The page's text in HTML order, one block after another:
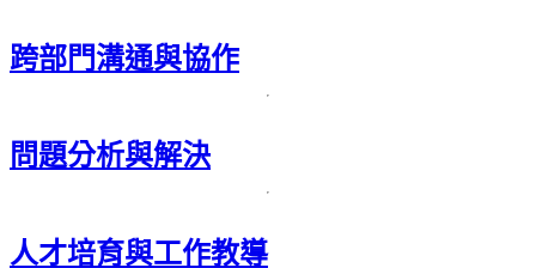
跨部門溝通與協作
問題分析與解決
人才培育與工作教導